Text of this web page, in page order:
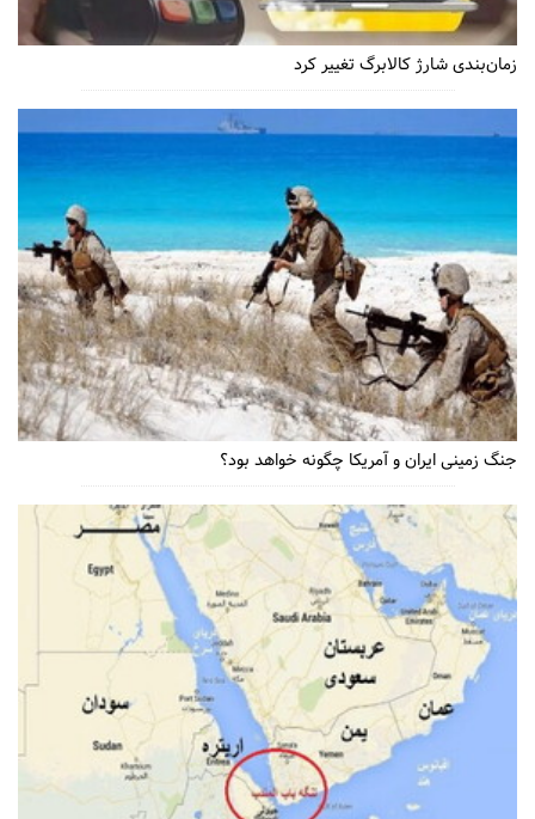
زمان‌بندی شارژ کالابرگ تغییر کرد
جنگ زمینی ایران و آمریکا چگونه خواهد بود؟